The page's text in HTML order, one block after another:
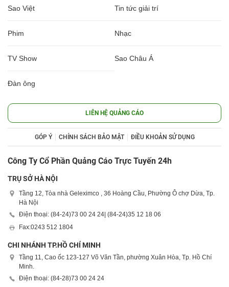
Sao Việt Tin tức giải trí
Phim Nhạc
TV Show Sao Châu Á
Đàn ông
LIÊN HỆ QUẢNG CÁO
GÓP Ý CHÍNH SÁCH BẢO MẬT ĐIỀU KHOẢN SỬ DỤNG
Công Ty Cổ Phần Quảng Cáo Trực Tuyến 24h
TRỤ SỞ HÀ NỘI
Tầng 12, Tòa nhà Geleximco , 36 Hoàng Cầu, Phường Ô chợ Dừa, Tp.
Hà Nội
Điện thoại: (84-24)73 00 24 24 | (84-24)35 12 18 06
Fax:0243 512 1804
CHI NHÁNH TP.HỒ CHÍ MINH
Tầng 11, Cao ốc 123-127 Võ Văn Tần, phường Xuân Hòa, Tp. Hồ Chí
Minh.
Điện thoại: (84-28)73 00 24 24